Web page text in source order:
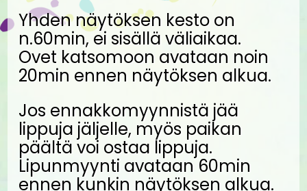
Yhden näytöksen kesto on
n.60min, ei sisällä väliaikaa.
Ovet katsomoon avataan noin
20min ennen näytöksen alkua.
Jos ennakkomyynnistä jää
lippuja jäljelle, myös paikan
päältä voi ostaa lippuja.
Lipunmyynti avataan 60min
ennen kunkin näytöksen alkua.